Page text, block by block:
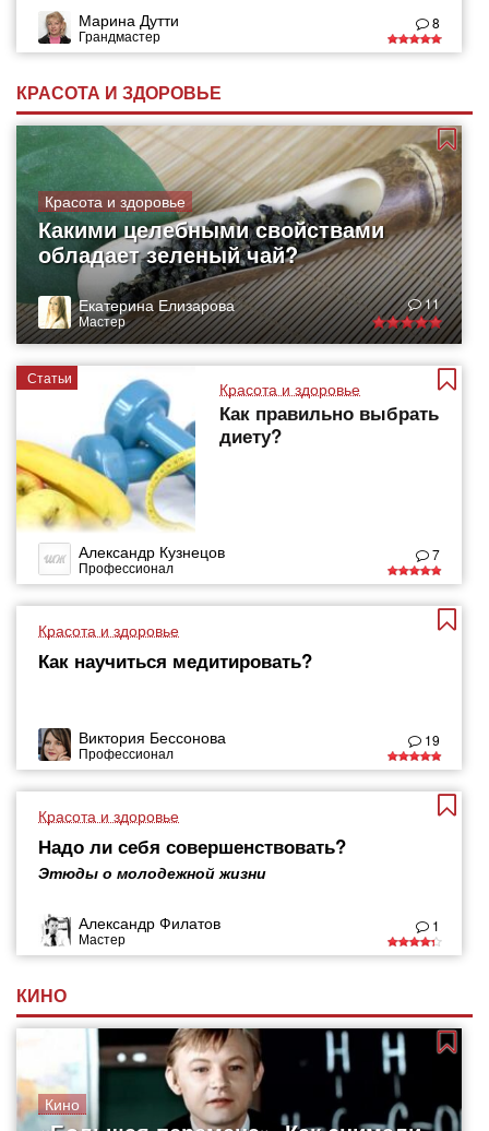
Марина Дутти
Грандмастер
8
КРАСОТА И ЗДОРОВЬЕ
Красота и здоровье
Какими целебными свойствами
обладает зеленый чай?
Екатерина Елизарова
Мастер
11
Статьи
Красота и здоровье
Как правильно выбрать
диету?
Александр Кузнецов
Профессионал
7
Красота и здоровье
Как научиться медитировать?
Виктория Бессонова
Профессионал
19
Красота и здоровье
Надо ли себя совершенствовать?
Этюды о молодежной жизни
Александр Филатов
Мастер
1
КИНО
Кино